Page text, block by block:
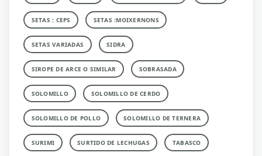
SETAS : CEPS SETAS :MOIXERNONS
SETAS VARIADAS SIDRA
SIROPE DE ARCE O SIMILAR SOBRASADA
SOLOMILLO SOLOMILLO DE CERDO
SOLOMILLO DE POLLO SOLOMILLO DE TERNERA
SURIMI SURTIDO DE LECHUGAS TABASCO